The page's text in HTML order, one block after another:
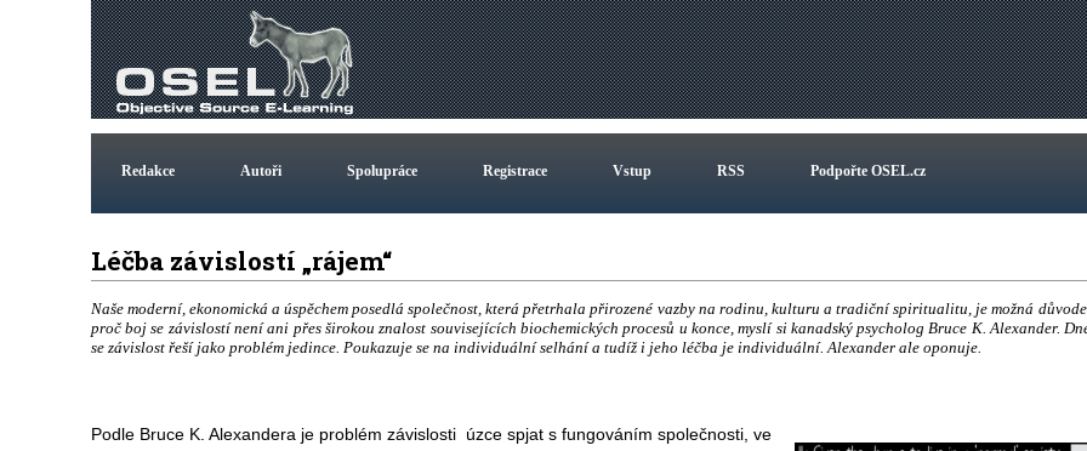
Redakce Autoři Spolupráce Registrace Vstup RSS Podpořte OSEL.cz
Léčba závislostí „rájem“
Naše moderní, ekonomická a úspěchem posedlá společnost, která přetrhala přirozené vazby na rodinu, kulturu a tradiční spiritualitu, je možná
proč boj se závislostí není ani přes širokou znalost souvisejících biochemických procesů u konce, myslí si kanadský psycholog Bruce K. Alexander.
se závislost řeší jako problém jedince. Poukazuje se na individuální selhání a tudíž i jeho léčba je individuální. Alexander ale oponuje.
Podle Bruce K. Alexandera je problém závislosti úzce spjat s fungováním společnosti, ve